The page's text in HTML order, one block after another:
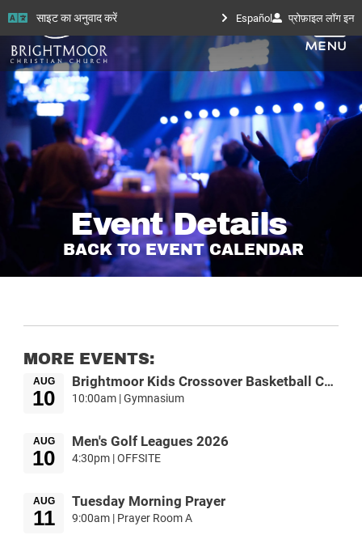
साइट का अनुवाद करें Español प्रोफ़ाइल लॉग इन
Event Details
BACK TO EVENT CALENDAR
MORE EVENTS:
AUG
10
Brightmoor Kids Crossover Basketball Camp
10:00am | Gymnasium
AUG
10
Men's Golf Leagues 2026
4:30pm | OFFSITE
AUG
11
Tuesday Morning Prayer
9:00am | Prayer Room A